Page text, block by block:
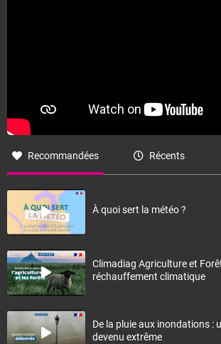
Recommandées Récents
À quoi sert la météo ?
Climadiag Agriculture et
réchauffement climatique
De la pluie aux inondations :
devenu extrême